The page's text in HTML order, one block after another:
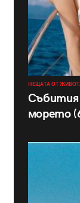
НЕЩАТА ОТ
Събития
морето